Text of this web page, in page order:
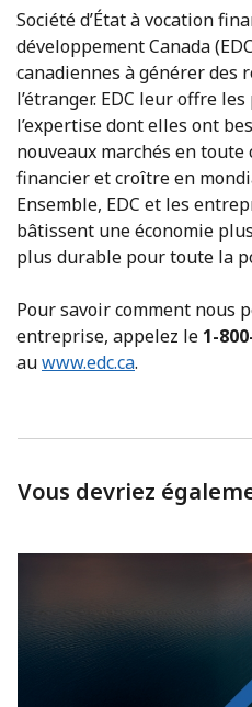
Société d’État à vocation
développement Canada
canadiennes à générer des
l’étranger. EDC leur offre
l’expertise dont elles ont
nouveaux marchés en
financier et croître en
Ensemble, EDC et les
bâtissent une économie
plus durable pour toute la
Pour savoir comment nous
entreprise, appelez le 1-
auwww.edc.ca.
Vous devriez